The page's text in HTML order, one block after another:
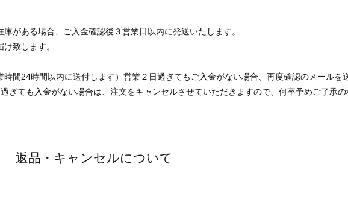
がある場合、ご入金確認後３営業日以内に発送いたします。
致します。
間24時間以内に送付します）営業２日過ぎてもご入金がない場合、再度確認のメールを
ぎても入金がない場合は、注文をキャンセルさせていただきますので、何卒予めご了承の
返品・キャンセルについて